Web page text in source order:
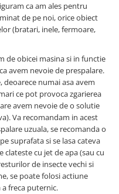
ca am ales pentru
de pe noi, orice obiect
(bratari, inele, fermoare,
de obicei masina si in functie
avem nevoie de prespalare.
deoarece numai asa avem
ce pot provoca zgarierea
avem nevoie de o solutie
Va recomandam in acest
uzuala, se recomanda o
suprafata si se lasa cateva
clateste cu jet de apa (sau cu
de insecte vechi si
se poate folosi actiune
freca puternic.